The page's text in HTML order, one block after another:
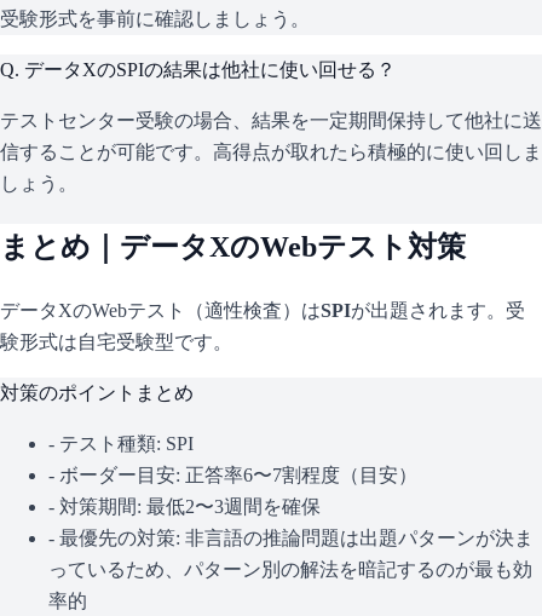
受験形式を事前に確認しましょう。
Q. データXのSPIの結果は他社に使い回せる？
テストセンター受験の場合、結果を一定期間保持して他社に送
信することが可能です。高得点が取れたら積極的に使い回しま
しょう。
まとめ｜ データXのWebテスト対策
データXのWebテスト（適性検査）はSPIが出題されます。 受
験形式は自宅受験型です。
対策のポイントまとめ
- テスト種類: SPI
- ボーダー目安: 正答率6〜7割程度（目安）
- 対策期間: 最低2〜3週間を確保
- 最優先の対策: 非言語の推論問題は出題パターンが決ま
っているため、パターン別の解法を暗記するのが最も効
率的